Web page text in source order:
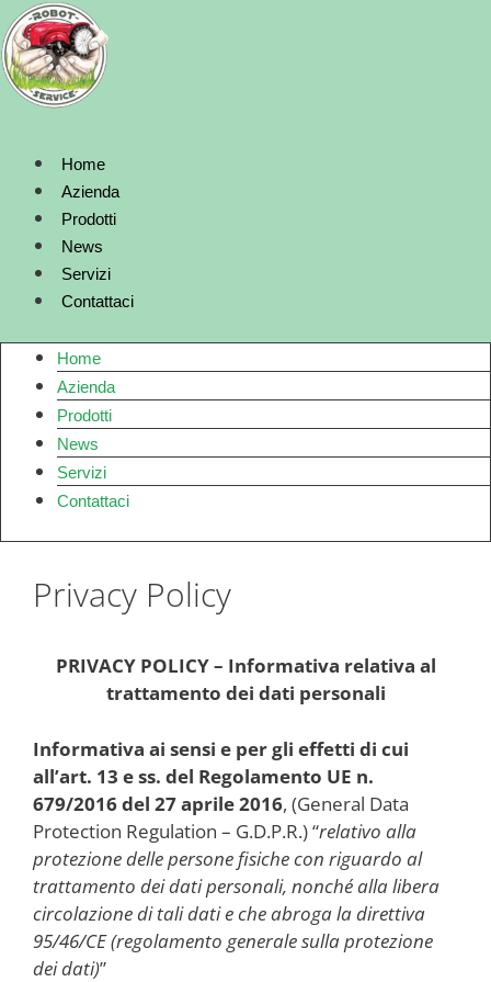
Vai
al
contenuto
Home
Azienda
Prodotti
News
Servizi
Contattaci
Home
Azienda
Prodotti
News
Servizi
Contattaci
Privacy Policy
PRIVACY POLICY – Informativa relativa al
trattamento dei dati personali
Informativa ai sensi e per gli effetti di cui
all’art. 13 e ss. del Regolamento UE n.
679/2016 del 27 aprile 2016, (General Data
Protection Regulation – G.D.P.R.) “relativo alla
protezione delle persone fisiche con riguardo al
trattamento dei dati personali, nonché alla libera
circolazione di tali dati e che abroga la direttiva
95/46/CE (regolamento generale sulla protezione
dei dati)”